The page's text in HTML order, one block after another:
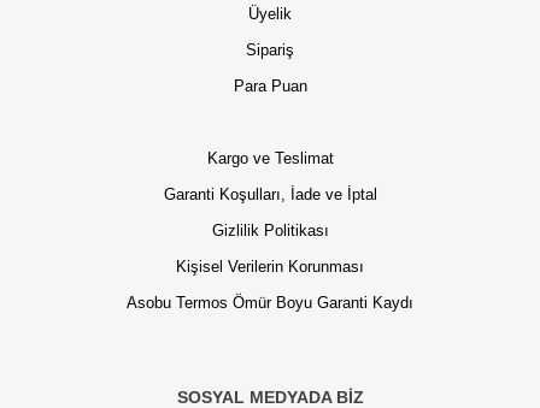
Üyelik
Sipariş
Para Puan
Kargo ve Teslimat
Garanti Koşulları, İade ve İptal
Gizlilik Politikası
Kişisel Verilerin Korunması
Asobu Termos Ömür Boyu Garanti Kaydı
SOSYAL MEDYADA BİZ